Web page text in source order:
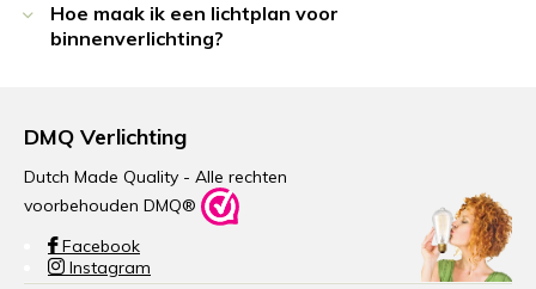
Hoe maak ik een lichtplan voor
binnenverlichting?
DMQ Verlichting
Dutch Made Quality - Alle rechten
voorbehouden DMQ®
Facebook
Instagram